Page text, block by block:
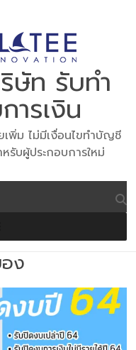
ษัท รับทำ
รเงิน
พิ่ม ไม่มีเงื่อนไขทำบัญชี
บผู้ประกอบการใหม่
ง